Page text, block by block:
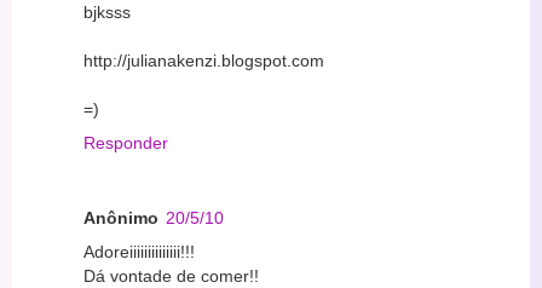
bjksss
http://julianakenzi.blogspot.com
=)
Responder
Anônimo 20/5/10
Adoreiiiiiiiiiiiiii!!!
Dá vontade de comer!!